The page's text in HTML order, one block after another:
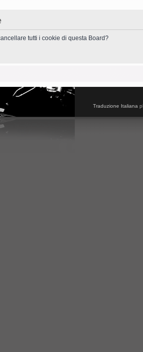
tutti i cookie di questa Board?
Traduzione Italiana